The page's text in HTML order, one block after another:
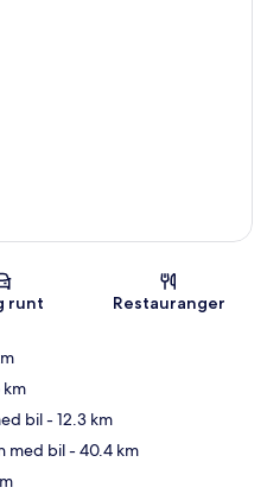
Karta
runt Restauranger
km
bil- 12.3 km
med bil- 40.4 km